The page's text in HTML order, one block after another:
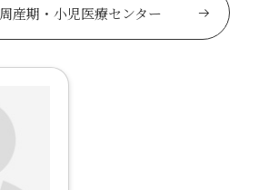
周産期・小児医療センター